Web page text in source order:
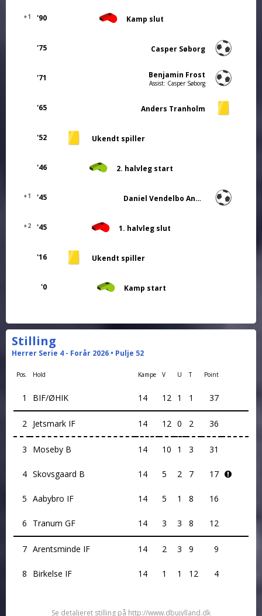
'90
+1 Kamp slut
'75 Casper Søborg
'71 Benjamin Frost
Assist: Casper Søborg
'65 Anders Tranholm
'52 Ukendt spiller
'46 2. halvleg start
'45
+1 Daniel Vendelbo Andersen
'45
+2 1. halvleg slut
'16 Ukendt spiller
'0 Kamp start
Stilling
Herrer Serie 4 - Forår 2026 • Pulje 52
Pos. Hold Kampe V U T Point
1 BIF/ØHIK 14 12 1 1 37
2 Jetsmark IF 14 12 0 2 36
3 Moseby B 14 10 1 3 31
4 Skovsgaard B 14 5 2 7 17
5 Aabybro IF 14 5 1 8 16
6 Tranum GF 14 3 3 8 12
7 Arentsminde IF 14 2 3 9 9
8 Birkelse IF 14 1 1 12 4
Se detaljeret stilling på http://www.dbujylland.dk